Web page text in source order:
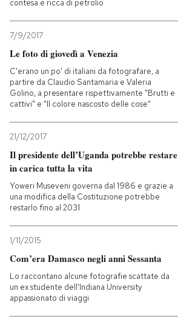
contesa e ricca di petrolio
7/9/2017
Le foto di giovedì a Venezia
C'erano un po' di italiani da fotografare, a
partire da Claudio Santamaria e Valeria
Golino, a presentare rispettivamente "Brutti e
cattivi" e "Il colore nascosto delle cose"
21/12/2017
Il presidente dell’Uganda potrebbe restare
in carica tutta la vita
Yoweri Museveni governa dal 1986 e grazie a
una modifica della Costituzione potrebbe
restarlo fino al 2031
1/11/2015
Com’era Damasco negli anni Sessanta
Lo raccontano alcune fotografie scattate da
un ex studente dell'Indiana University
appassionato di viaggi